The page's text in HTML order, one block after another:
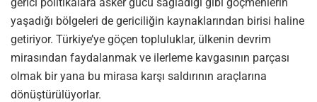
yaşadığı bölgeleri de gericiliğin kaynaklarından birisi haline
getiriyor. Türkiye’ye göçen topluluklar, ülkenin devrim
mirasından faydalanmak ve ilerleme kavgasının parçası
olmak bir yana bu mirasa karşı saldırının araçlarına
dönüştürülüyorlar.